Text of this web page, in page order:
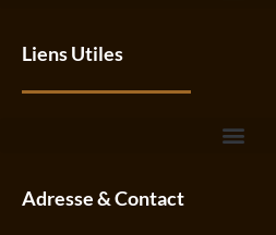
Liens Utiles
Adresse & Contact